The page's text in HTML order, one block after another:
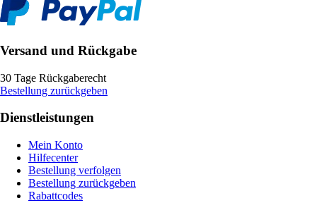
Versand und Rückgabe
30 Tage Rückgaberecht
Bestellung zurückgeben
Dienstleistungen
Mein Konto
Hilfecenter
Bestellung verfolgen
Bestellung zurückgeben
Rabattcodes